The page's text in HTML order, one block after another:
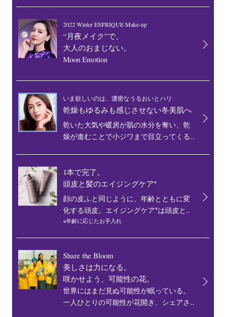
2022 Winter ESPRIQUE Make-up
“月夜メイク”で、
大人のおまじない。
Moon Emotion
いま欲しいのは、濃密なうるおいとハリ
乾燥もゆるみも感じさせない冬美肌へ
乾いた大気や暖房が肌の水分を奪い、乾
燥が進むことで小ジワまで目立ってくる..
1本で完了。
頭皮と髪のエイジングケア※
顔の皮ふと同じように、年齢とともに変
化する頭皮。エイジングケア※は頭皮と..
※年齢に応じたお手入れ
Share the Bloom
美しさは力になる。
咲かせよう、可能性の花。
世界にはまだ見ぬ可能性が眠っている。
一人ひとりの可能性が花開き、シェアさ..